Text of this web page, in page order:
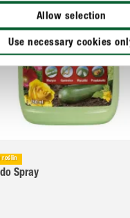
Allow selection
Use necessary cookies
roślin
Spray